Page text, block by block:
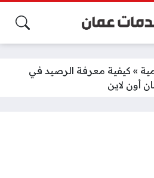
» كيفية معرفة الرصيد في
أون لاين